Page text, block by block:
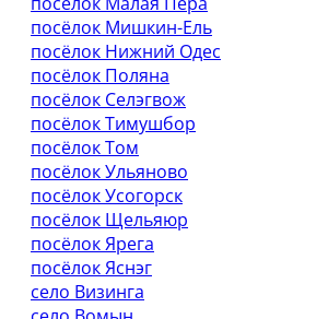
посёлок Мишкин-Ель
посёлок Нижний Одес
посёлок Поляна
посёлок Селэгвож
посёлок Тимушбор
посёлок Том
посёлок Ульяново
посёлок Усогорск
посёлок Щельяюр
посёлок Ярега
посёлок Яснэг
село Визинга